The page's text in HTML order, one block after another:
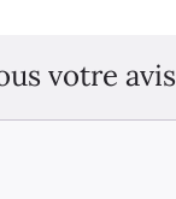
votre avis